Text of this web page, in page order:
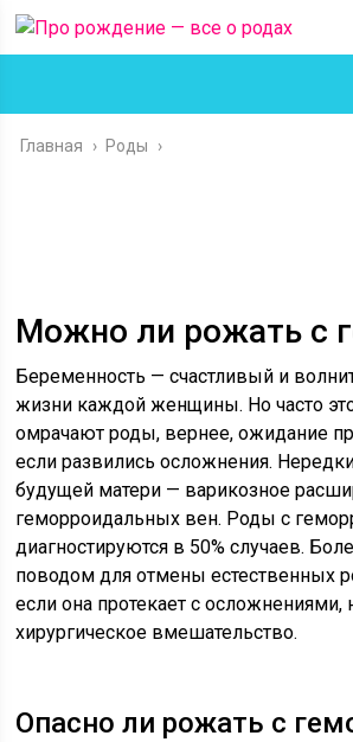
Главная › Роды ›
Можно ли рожать с
Беременность — счастливый и
жизни каждой женщины. Но часто
омрачают роды, вернее, ожидание
если развились осложнения.
будущей матери — варикозное
геморроидальных вен. Роды с
диагностируются в 50% случаев.
поводом для отмены естественных
если она протекает с осложнениями,
хирургическое вмешательство.
Опасно ли рожать с